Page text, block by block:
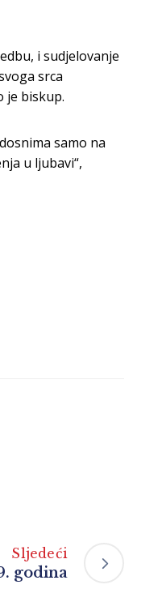
i sudjelovanje
srca
je biskup.
samo na
u ljubavi“,
Sljedeći
godina